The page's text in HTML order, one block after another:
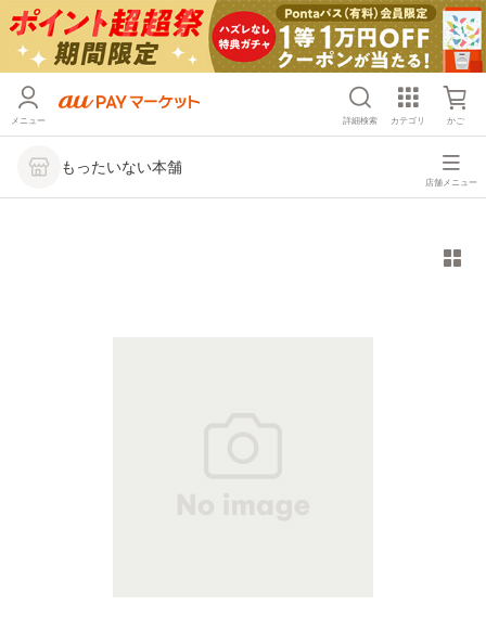
メニュー 詳細検索 カテゴリ かご
もったいない本舗
店舗メニュー